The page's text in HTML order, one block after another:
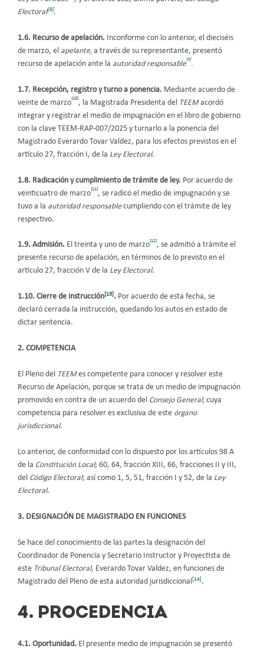
Electoral[8].
1.6. Recurso de apelación. Inconforme con lo anterior, el dieciséis
de marzo, el apelante, a través de su representante, presentó
recurso de apelación ante la autoridad responsable
[9]
.
1.7. Recepción, registro y turno a ponencia. Mediante acuerdo de
veinte de marzo
[10]
, la Magistrada Presidenta del TEEMacordó
integrar y registrar el medio de impugnación en el libro de gobierno
con la clave TEEM-RAP-007/2025 y turnarlo a la ponencia del
Magistrado Everardo Tovar Valdez, para los efectos previstos en el
artículo 27, fracción I, de la Ley Electoral.
1.8. Radicación y cumplimiento de trámite de ley. Por acuerdo de
veinticuatro de marzo
[11]
, se radicó el medio de impugnación y se
tuvo a la autoridad responsablecumpliendo con el trámite de ley
respectivo.
1.9. Admisión. El treinta y uno de marzo
[12]
, se admitió a trámite el
presente recurso de apelación, en términos de lo previsto en el
artículo 27, fracción V de la Ley Electoral.
1.10. Cierre de instrucción[13]. Por acuerdo de esta fecha, se
declaró cerrada la instrucción, quedando los autos en estado de
dictar sentencia.
2. COMPETENCIA
El Pleno del TEEMes competente para conocer y resolver este
Recurso de Apelación, porque se trata de un medio de impugnación
promovido en contra de un acuerdo del Consejo General, cuya
competencia para resolver es exclusiva de este órgano
jurisdiccional.
Lo anterior, de conformidad con lo dispuesto por los artículos 98 A
de la Constitución Local; 60, 64, fracción XIII, 66, fracciones II y III,
del Código Electoral; así como 1, 5, 51, fracción I y 52, de la Ley
Electoral.
3. DESIGNACIÓN DE MAGISTRADO EN FUNCIONES
Se hace del conocimiento de las partes la designación del
Coordinador de Ponencia y Secretario Instructor y Proyectista de
este Tribunal Electoral, Everardo Tovar Valdez, en funciones de
Magistrado del Pleno de esta autoridad jurisdiccional [14].
4. PROCEDENCIA
4.1. Oportunidad. El presente medio de impugnación se presentó